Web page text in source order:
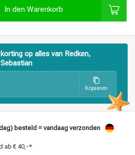
Haarfärbung
In den Warenkorb
op alles van Redken,
Kopieren
besteld = vandaag verzonden
ab € 40,-*